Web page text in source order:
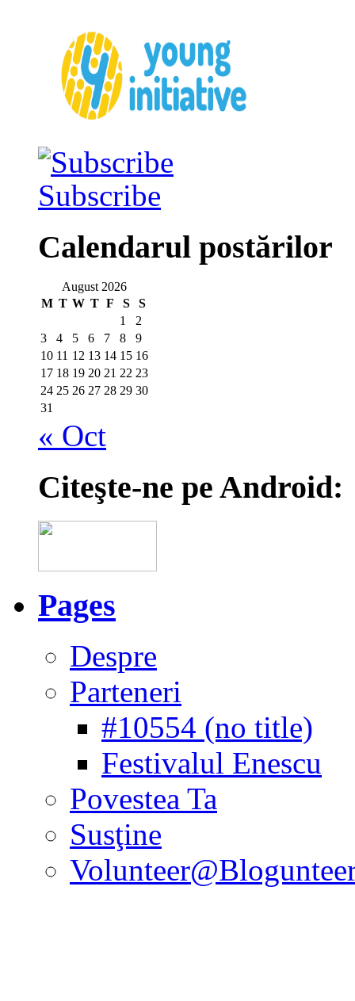
Subscribe
Calendarul postărilor
August 2026
M T W T F S
S
1
2
3
4 5 6 7 8
9
10 11 12 13 14 15 16
17 18 19 20 21 22 23
24 25 26 27 28 29 30
31
« Oct
Citeşte-ne pe Android:
Pages
Despre
Parteneri
#10554 (no title)
Festivalul Enescu
Povestea Ta
Susţine